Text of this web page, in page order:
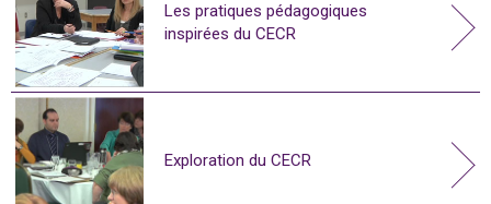
Les pratiques pédagogiques
inspirées du CECR
Exploration du CECR